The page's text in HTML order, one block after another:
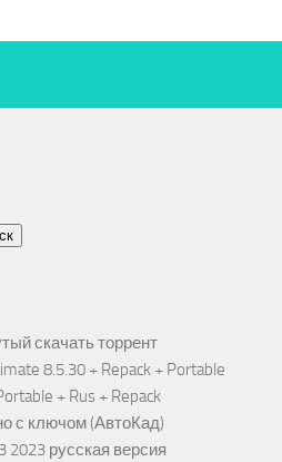
скачать торрент
8.5.30 + Repack + Portable
+ Rus + Repack
с ключом (АвтоКад)
2023 русская версия